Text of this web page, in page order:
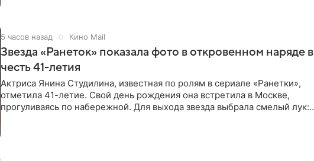
5 часов назад Кино Mail
Звезда «Ранеток» показала фото в откровенном наряде в
честь 41-летия
Актриса Янина Студилина, известная по ролям в сериале «Ранетки»,
отметила 41-летие. Свой день рождения она встретила в Москве,
прогуливаясь по набережной. Для выхода звезда выбрала смелый лук: